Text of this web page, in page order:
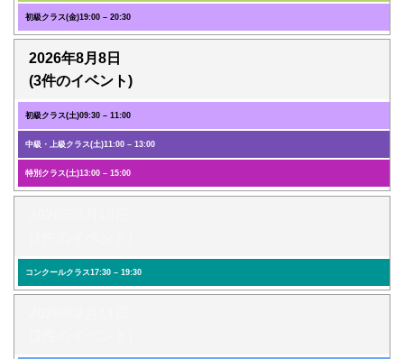
初級クラス(金)19:00 – 20:30
2026年8月8日
(3件のイベント)
初級クラス(土)09:30 – 11:00
中級・上級クラス(土)11:00 – 13:00
特別クラス(土)13:00 – 15:00
コンクールクラス17:30 – 19:30